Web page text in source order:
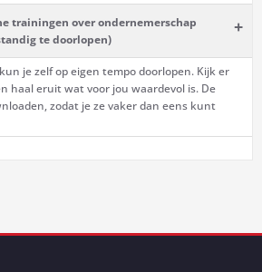
trainingen over ondernemerschap
te doorlopen)
+
je zelf op eigen tempo doorlopen. Kijk er
haal eruit wat voor jou waardevol is. De
zodat je ze vaker dan eens kunt